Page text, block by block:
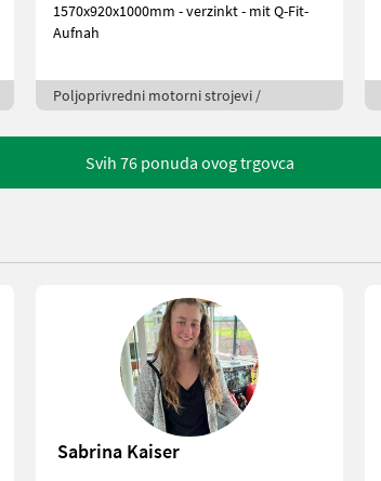
1570x920x1000mm - verzinkt - mit Q-Fit-
Aufnah
Poljoprivredni motorni strojevi /
Svih 76 ponuda ovog trgovca
Sabrina Kaiser